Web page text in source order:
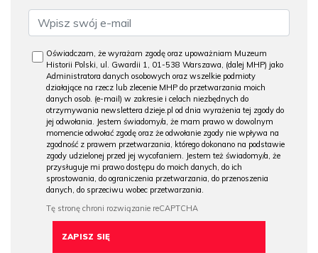
Oświadczam, że wyrażam zgodę oraz upoważniam Muzeum
Historii Polski, ul. Gwardii 1, 01-538 Warszawa, (dalej MHP) jako
Administratora danych osobowych oraz wszelkie podmioty
działające na rzecz lub zlecenie MHP do przetwarzania moich
danych osob. (e-mail) w zakresie i celach niezbędnych do
otrzymywania newslettera dzieje.pl od dnia wyrażenia tej zgody do
jej odwołania. Jestem świadomy/a, że mam prawo w dowolnym
momencie odwołać zgodę oraz że odwołanie zgody nie wpływa na
zgodność z prawem przetwarzania, którego dokonano na podstawie
zgody udzielonej przed jej wycofaniem. Jestem też świadomy/a, że
przysługuje mi prawo dostępu do moich danych, do ich
sprostowania, do ograniczenia przetwarzania, do przenoszenia
danych, do sprzeciwu wobec przetwarzania.